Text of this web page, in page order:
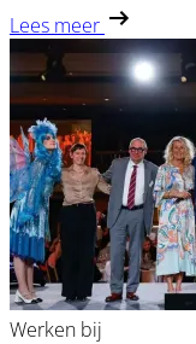
Lees meer
Werken bij